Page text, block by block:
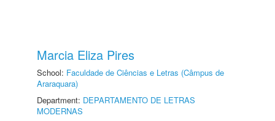
Marcia Eliza Pires
School: Faculdade de Ciências e Letras (Câmpus de
Araraquara)
Department: DEPARTAMENTO DE LETRAS
MODERNAS